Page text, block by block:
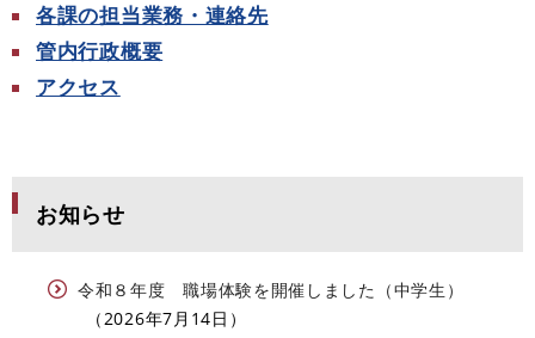
各課の担当業務・連絡先
管内行政概要
アクセス
お知らせ
令和８年度 職場体験を開催しました（中学生）
2026年7月14日